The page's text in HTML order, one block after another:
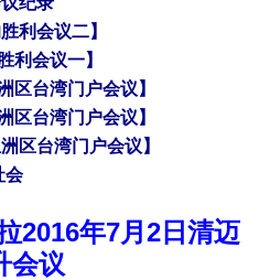
利会议二】
利会议一】
区台湾门户会议】
区台湾门户会议】
区台湾门户会议】
会
2016年7月 2 日清迈
会议